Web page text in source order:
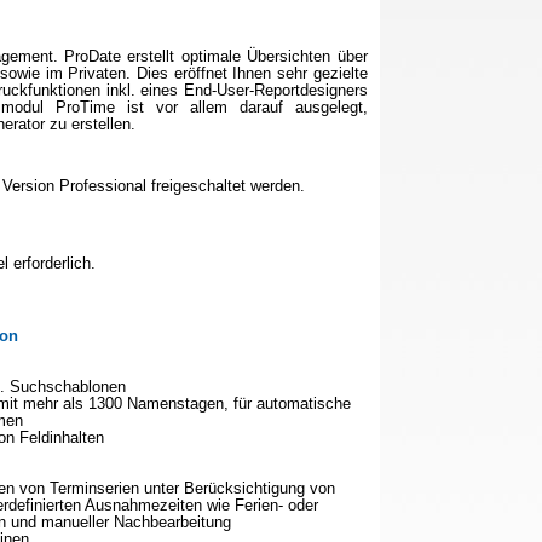
ProDate erstellt optimale Übersichten über
im Privaten. Dies eröffnet Ihnen sehr gezielte
inkl. eines End-User-Reportdesigners
ProTime ist vor allem darauf ausgelegt,
zu erstellen.
Professional freigeschaltet werden.
erforderlich.
Suchschablonen
mehr als 1300 Namenstagen, für automatische
Feldinhalten
von Terminserien unter Berücksichtigung von
Ausnahmezeiten wie Ferien- oder
und manueller Nachbearbeitung